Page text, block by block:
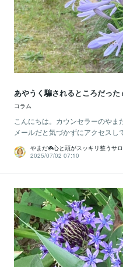
あやうく騙されるところだった
コラム
こんにちは。カウンセラーのや
メールだと気づかずにアクセスし
やまだ☘️心と頭がスッキリ整うサ
2025/07/02 07:10